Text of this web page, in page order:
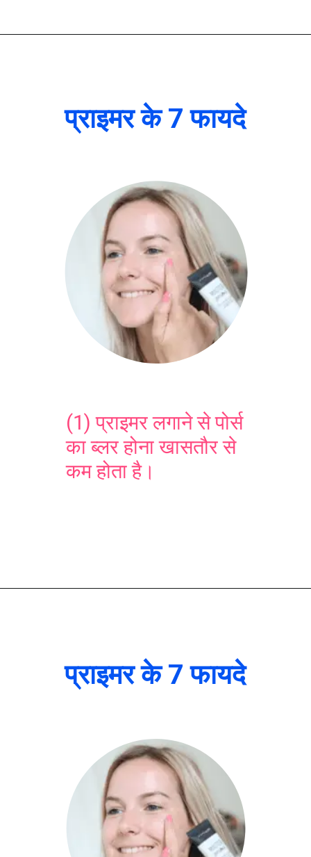
प्राइमर के 7 फायदे
(1) प्राइमर लगाने से पोर्स
का ब्लर होना खासतौर से
कम होता है।
प्राइमर के 7 फायदे